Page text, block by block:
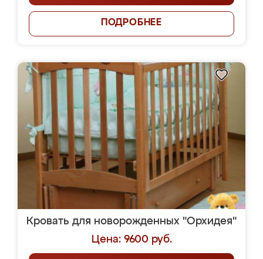
ПОДРОБНЕЕ
Кровать для новорожденных "Орхидея"
Цена: 9600 руб.